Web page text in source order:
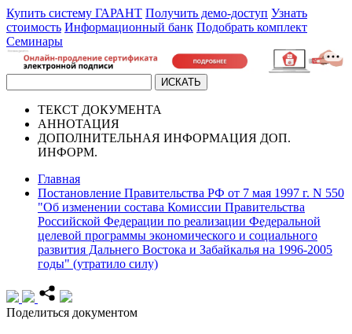
Купить систему ГАРАНТ Получить демо-доступ Узнать
стоимость Информационный банк Подобрать комплект
Семинары
ТЕКСТ ДОКУМЕНТА
АННОТАЦИЯ
ДОПОЛНИТЕЛЬНАЯ ИНФОРМАЦИЯ ДОП.
ИНФОРМ.
Главная
Постановление Правительства РФ от 7 мая 1997 г. N 550
"Об изменении состава Комиссии Правительства
Российской Федерации по реализации Федеральной
целевой программы экономического и социального
развития Дальнего Востока и Забайкалья на 1996-2005
годы" (утратило силу)
Поделиться документом